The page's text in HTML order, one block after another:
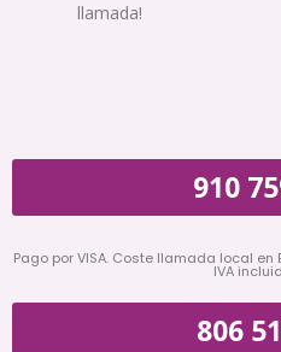
llamada!
910
Pago por VISA. Coste llamada local
IVA
806